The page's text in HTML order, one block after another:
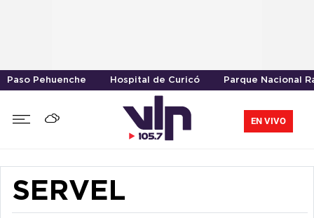
Paso Pehuenche Hospital de Curicó Parque Nacional
EN VIVO
SERVEL